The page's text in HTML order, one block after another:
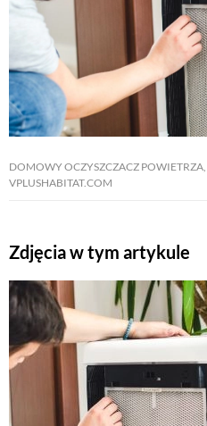
DOMOWY OCZYSZCZACZ POWIETRZA,
VPLUSHABITAT.COM
Zdjęcia w tym artykule
ZIELEŃ
DLA
EKO